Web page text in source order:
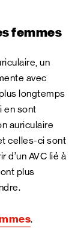
femmes
un
avec
longtemps
en sont
auriculaire
celles-ci sont
d’un AVC lié à
plus
.